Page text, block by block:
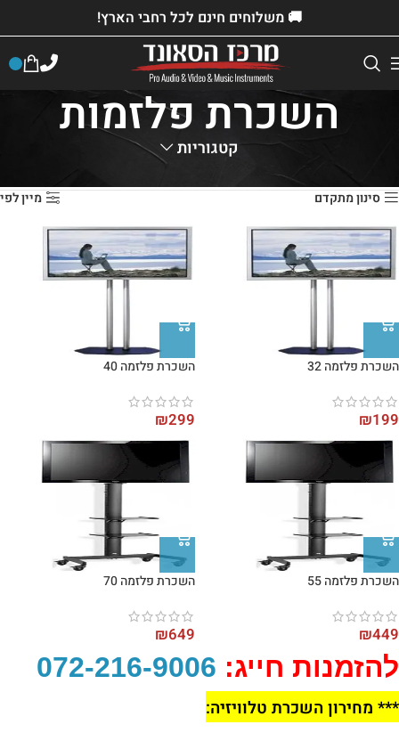
🚚 משלוחים חינם לכל רחבי הארץ!
השכרת פלזמות
קטגוריות
השכרת פלזמות
סינון מתקדם מיין לפי
השכרת פלזמה 32
₪199
השכרת פלזמה 40
₪299
השכרת פלזמה 55
₪449
השכרת פלזמה 70
₪649
להזמנות חייג: 072-216-9006
*** מחירון השכרת טלוויזיה: